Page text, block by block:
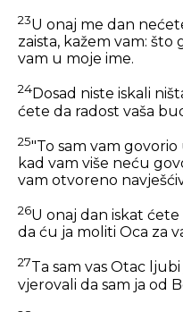
23U onaj me dan
zaista, kažem vam:
vam u moje ime.
24Dosad niste iskali
ćete da radost vaša
25"To sam vam
kad vam više neću
vam otvoreno
26U onaj dan iskat
da ću ja moliti Oca za
27Ta sam vas Otac
vjerovali da sam ja od